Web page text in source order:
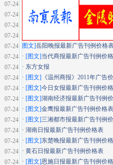
图文]岳阳晚报最新广告刊例价格
· [图文]当代商报最新广告刊例价
· 东方女报
· [图文] 《温州商报》2011年广告
· [图文]今日女报最新广告刊例价
· [图文]湖南经济报最新广告刊例
· [图文]金鹰报最新广告刊例价格表
· [图文]三湘都市报最新广告刊例
· 湖南日报最新广告刊例价格表
· [图文]东楚晚报最新广告刊例价
· 黄石日报最新广告刊例价格表
· [图文]恩施日报最新广告刊例价
07-24
07-24
07-24
07-24
07-24
07-24
07-24
07-24
07-24
07-24
07-24
07-24
07-24
07-24
07-24
07-24